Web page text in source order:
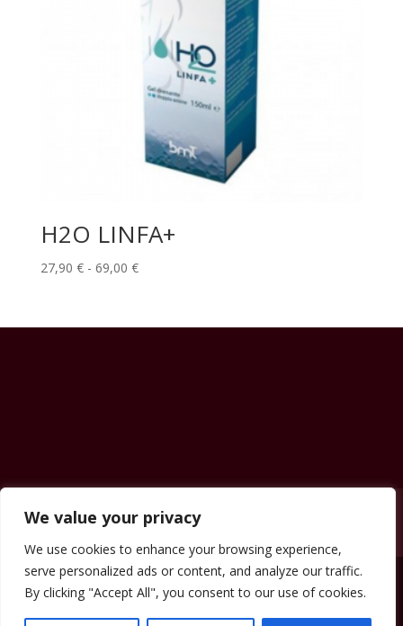
We value your privacy
We use cookies to enhance your browsing experience,
serve personalized ads or content, and analyze our traffic.
By clicking "Accept All", you consent to our use of cookies.
H2O LINFA+
27,90 € - 69,00 €Fascia
da
Contatti News & Eventi
Carrello